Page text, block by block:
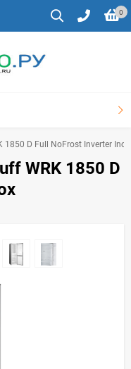
0
D Full NoFrost Inverter Inox
WRK 1850 D